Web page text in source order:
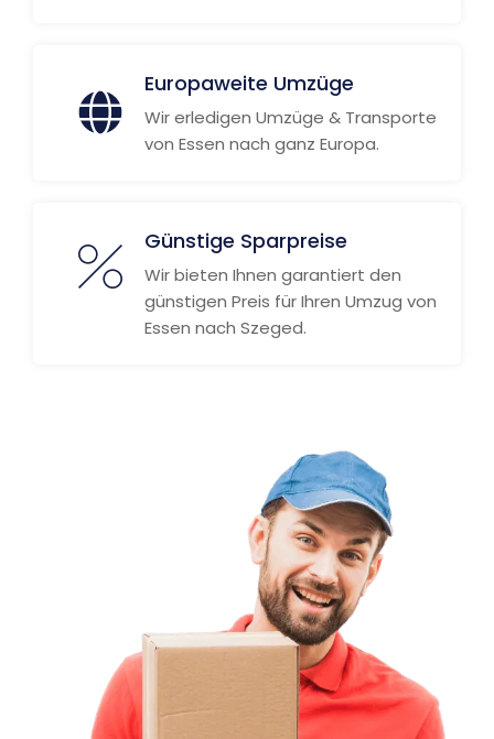
Europaweite Umzüge
Wir erledigen Umzüge & Transporte
von Essen nach ganz Europa.
Günstige Sparpreise
Wir bieten Ihnen garantiert den
günstigen Preis für Ihren Umzug von
Essen nach Szeged.